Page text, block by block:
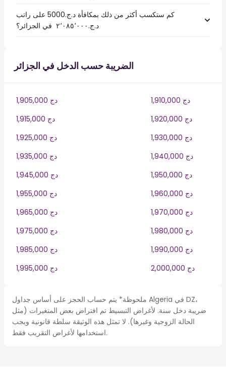
كم ستكسب أكثر من ذلك بمكافأة د.ج.5000 على راتب
د.ج.‏٢٬٠٨٥٬٠٠٠ ‏ في الجزائر؟
الضريبة حسب الدخل في الجزائر
1,905,000 دج
1,910,000 دج
1,915,000 دج
1,920,000 دج
1,925,000 دج
1,930,000 دج
1,935,000 دج
1,940,000 دج
1,945,000 دج
1,950,000 دج
1,955,000 دج
1,960,000 دج
1,965,000 دج
1,970,000 دج
1,975,000 دج
1,980,000 دج
1,985,000 دج
1,990,000 دج
1,995,000 دج
2,000,000 دج
ملحوظة* يتم حساب الحجز على أساس جداول Algeria في DZ،
ضريبة دخل سنة. لأغراض التبسيط تم افتراض بعض المتغيرات (مثل
الحالة الزوجية وغيرها). لا تمثل هذه الوثيقة سلطة قانونية ويجب
استخدامها لأغراض التقريب فقط.